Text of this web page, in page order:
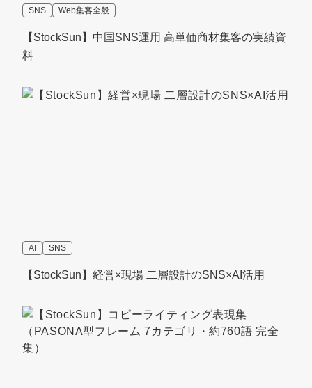
SNS Web集客全般
【StockSun】中国SNS運用 高単価商材集客の実績資
料
AI SNS
【StockSun】経営×現場 二層設計のSNS×AI活用